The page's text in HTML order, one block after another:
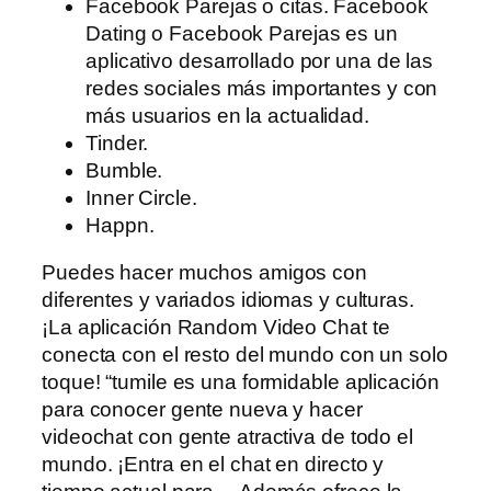
Facebook Parejas o citas. Facebook
Dating o Facebook Parejas es un
aplicativo desarrollado por una de las
redes sociales más importantes y con
más usuarios en la actualidad.
Tinder.
Bumble.
Inner Circle.
Happn.
Puedes hacer muchos amigos con
diferentes y variados idiomas y culturas.
¡La aplicación Random Video Chat te
conecta con el resto del mundo con un solo
toque! “tumile es una formidable aplicación
para conocer gente nueva y hacer
videochat con gente atractiva de todo el
mundo. ¡Entra en el chat en directo y